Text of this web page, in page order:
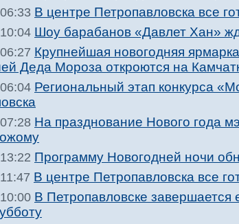
В центре Петропавловска все
Шоу барабанов «Давлет Хан»
Крупнейшая новогодняя
Деда Мороза откроются на
Региональный этап конкурса
На празднование Нового года
Программу Новогодней ночи
В центре Петропавловска все
В Петропавловске завершается